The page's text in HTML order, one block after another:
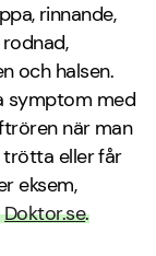
rinnande,
och halsen.
symptom med
när man
trötta eller får
eksem,
Doktor.se.